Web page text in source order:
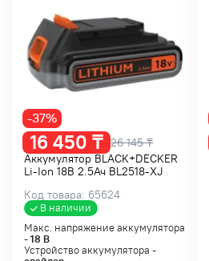
16 450 ₸ 26 145 ₸
-37%
Аккумулятор BLACK+DECKER
Li-Ion 18В 2.5Ач BL2518-XJ
Код товара: 65624
В наличии
Макс. напряжение аккумулятора
-18 В
Устройство аккумулятора -